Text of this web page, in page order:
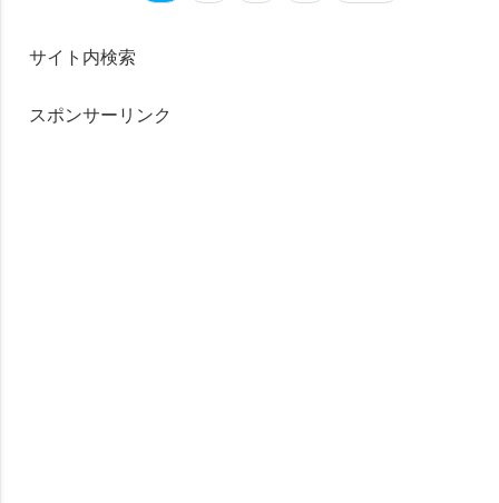
サイト内検索
スポンサーリンク